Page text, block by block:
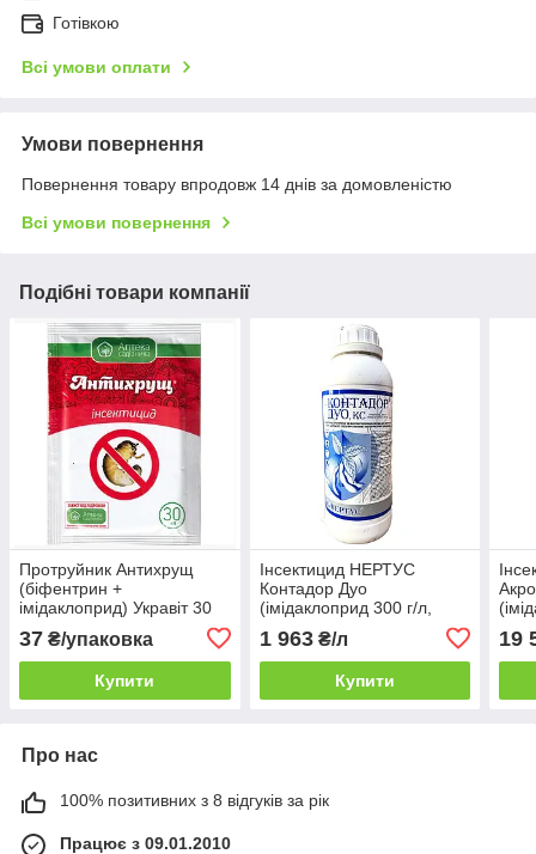
Готівкою
Всі умови оплати
Умови повернення
Повернення товару впродовж 14 днів за домовленістю
Всі умови повернення
Подібні товари компанії
Протруйник Антихрущ
(біфентрин +
імідаклоприд) Укравіт 30
колораду, хрущів,
капустянки)
37 ₴/упаковка
Купити
Інсектицид НЕРТУС
Контадор Дуо
(імідаклоприд 300 г/л,
лямбда-цигалотрин 100 г/
л) 1 л
1 963₴/л
Купити
Акро
від
л.
19
Про нас
100% позитивних з 8 відгуків за рік
Працює з 09.01.2010